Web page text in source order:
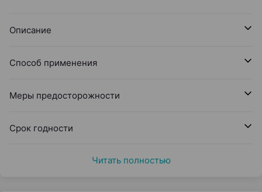
Описание
Способ применения
Меры предосторожности
Срок годности
Читать полностью